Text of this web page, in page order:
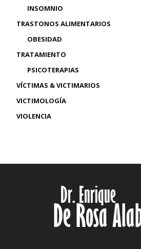
INSOMNIO
TRASTONOS ALIMENTARIOS
OBESIDAD
TRATAMIENTO
PSICOTERAPIAS
VÍCTIMAS & VICTIMARIOS
VICTIMOLOGÍA
VIOLENCIA